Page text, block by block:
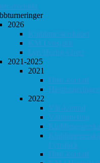
oversikt
2026
Klubbmesterskapet
KM Lynsjakk
Lyn/Hurtig våren
2021-2025
2021
Høst-konrad
Høstturneringen
2022
Vår-konrad
Vårturnering
Lynsjakk
Høst-konrad